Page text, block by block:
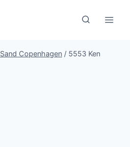
Sand Copenhagen / 5553 Ken